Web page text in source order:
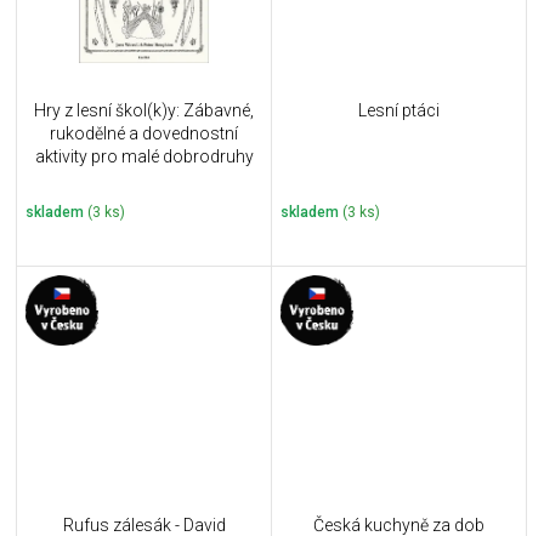
Hry z lesní škol(k)y: Zábavné,
rukodělné a dovednostní
aktivity pro malé dobrodruhy
Houghton
skladem (3 ks)
Lesní ptáci
skladem (3 ks)
Rufus zálesák - David
Česká kuchyně za dob